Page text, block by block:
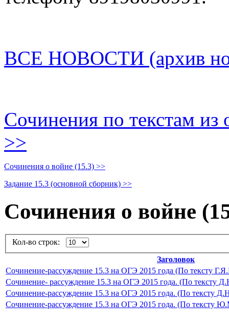
ВСЕ НОВОСТИ (архив
Сочинения по текстам из
>>
Сочинения о войне (15.3) >>
Задание 15.3 (основной сборник) >>
Сочинения о войне
Кол-во строк:
Заголовок
Сочинение-рассуждение 15.3 на ОГЭ 2015 года (По тексту
Сочинение- рассуждение 15.3 на ОГЭ 2015 года. (По тексту
Сочинение-рассуждение 15.3 на ОГЭ 2015 года. (По тексту
Сочинение-рассуждение 15.3 на ОГЭ 2015 года. (По тексту